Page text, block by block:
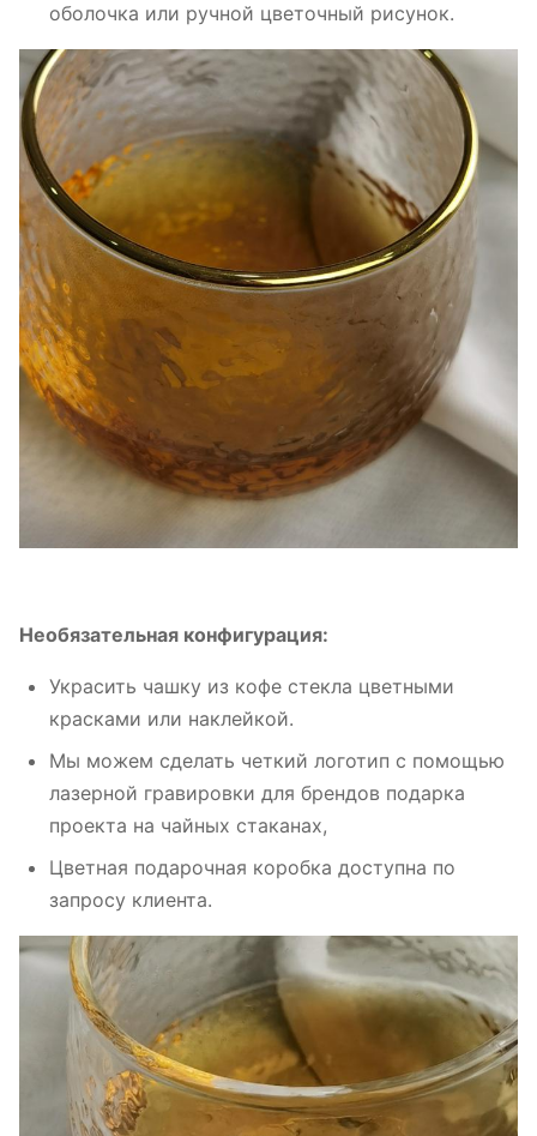
оболочка или ручной цветочный рисунок.
Необязательная конфигурация:
Украсить чашку из кофе стекла цветными
красками или наклейкой.
Мы можем сделать четкий логотип с помощью
лазерной гравировки для брендов подарка
проекта на чайных стаканах,
Цветная подарочная коробка доступна по
запросу клиента.